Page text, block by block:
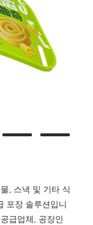
, 스낵 및 기타 식
포장 솔루션입니
급업체, 공장인